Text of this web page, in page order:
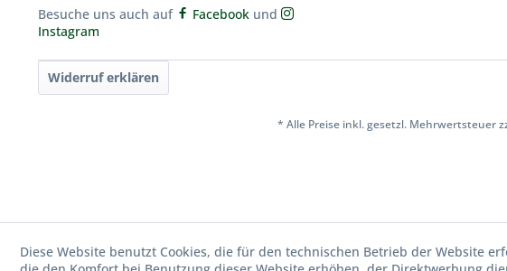
Besuche uns auch auf Facebook und
Instagram
Widerruf erklären
* Alle Preise inkl. gesetzl. Mehrwertsteuer
Diese Website benutzt Cookies, die für den technischen Betrieb der Website